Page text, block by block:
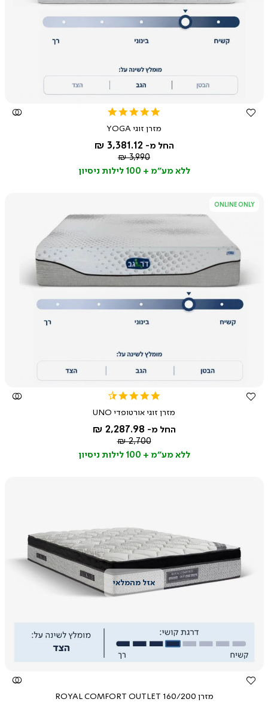
צפייה
מזרן זוגי YOGA
החל מ- 3,381.12 ₪
מחיר
רגיל
3,990 ₪
ללא מע"מ + 100 לילות ניסיון
ONLINE ONLY
rating
מזרן זוגי אורטופדי UNO
החל מ- 2,287.98 ₪
מחיר
רגיל
2,700 ₪
ללא מע"מ + 100 לילות ניסיון
צפייה
מהירה
מזרן ROYAL COMFORT OUTLET 160/200